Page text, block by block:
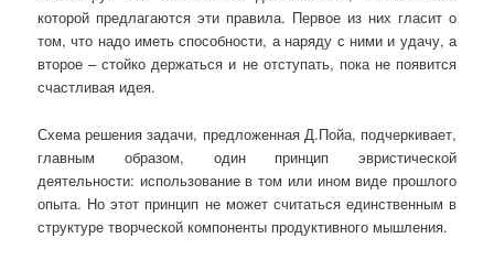
которой предлагаются эти правила. Первое из них гласит о
том, что надо иметь способности, а наряду с ними и удачу, а
второе – стойко держаться и не отступать, пока не появится
счастливая идея.
Схема решения задачи, предложенная Д.Пойа, подчеркивает,
главным образом, один принцип эвристической
деятельности: использование в том или ином виде прошлого
опыта. Но этот принцип не может считаться единственным в
структуре творческой компоненты продуктивного мышления.